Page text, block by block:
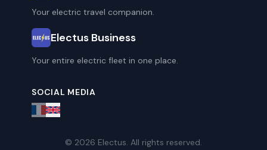
Your electric travel companion.
Electus Business
Your entire electric fleet in one place.
SOCIAL MEDIA
© 2026 Electus. All rights reserved.